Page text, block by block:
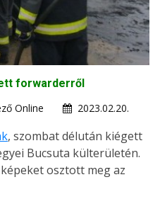
forwarderről
Online
2023.02.20.
, szombat délután kiégett
Bucsuta külterületén.
osztott meg az